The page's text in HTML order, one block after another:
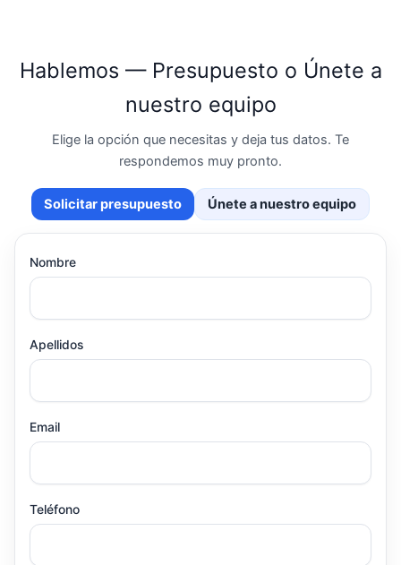
Hablemos — Presupuesto o Únete a
nuestro equipo
Elige la opción que necesitas y deja tus datos. Te
respondemos muy pronto.
Solicitar presupuesto Únete a nuestro equipo
Nombre
Apellidos
Email
Teléfono